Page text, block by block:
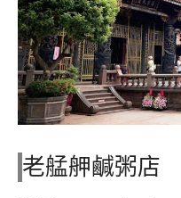
老艋舺鹹粥店